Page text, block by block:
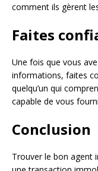
comment ils gèrent
Faites
Une fois que vous
informations, faites
quelqu’un qui
capable de vous
Conclusion
Trouver le bon agent